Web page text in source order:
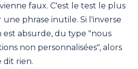
faux. C'est le test le plus
phrase inutile. Si l'inverse
absurde, du type "nous
non personnalisées", alors
dit rien.